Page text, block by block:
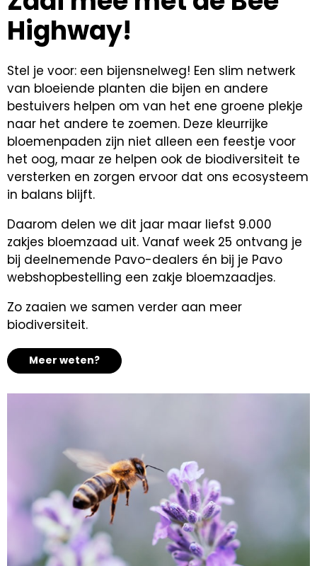
Highway!
Stel je voor: een bijensnelweg! Een slim netwerk
van bloeiende planten die bijen en andere
bestuivers helpen om van het ene groene plekje
naar het andere te zoemen. Deze kleurrijke
bloemenpaden zijn niet alleen een feestje voor
het oog, maar ze helpen ook de biodiversiteit te
versterken en zorgen ervoor dat ons ecosysteem
in balans blijft.
Daarom delen we dit jaar maar liefst 9.000
zakjes bloemzaad uit. Vanaf week 25 ontvang je
bij deelnemende Pavo-dealers én bij je Pavo
webshopbestelling een zakje bloemzaadjes.
Zo zaaien we samen verder aan meer
biodiversiteit.
Meer weten?